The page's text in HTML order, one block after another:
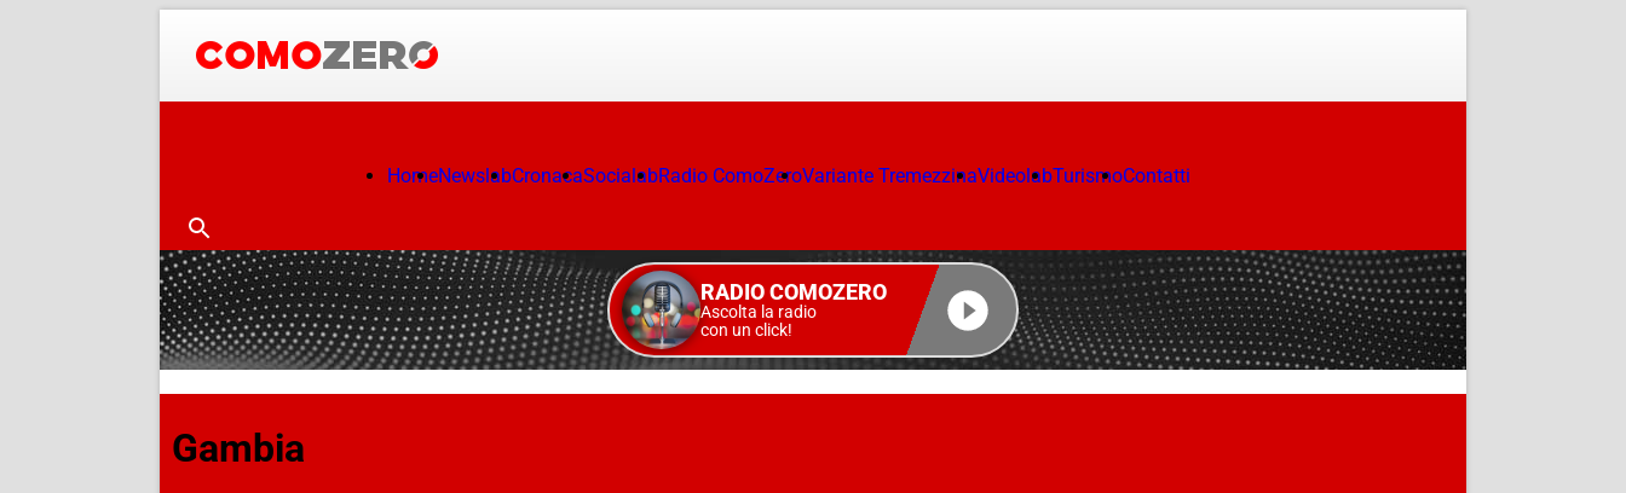
HomeNewslabCronacaSocialabRadio ComoZeroVariante TremezzinaVideolabTurismoContatti
RADIO COMOZERO
Ascolta la radio
con un click!
Gambia